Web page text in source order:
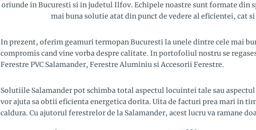
oriunde in Bucuresti si in judetul Ilfov. Echipele noastre sunt formate din
mai buna solutie atat din punct de vedere al eficientei, cat
In prezent, oferim geamuri termopan Bucuresti la unele dintre cele mai
compromis cand vine vorba despre calitate. In portofoliul nostru se
Ferestre PVC Salamander, Ferestre Aluminiu si Accesorii Ferestre.
Solutiile Salamander pot schimba total aspectul locuintei tale sau
vor ajuta sa obtii eficienta energetica dorita. Uita de facturi prea mari in
caldura. Cu ajutorul ferestrelor de la Salamander, acest lucru va ramane